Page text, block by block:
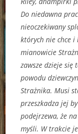
Do niedawna
nieoczekiwany
których nie chce i
mianowicie
zawsze dzieje się
powodu
Strażnika. Musi
przeszkadza jej
podejrzewa, że
myśli. W trakcie